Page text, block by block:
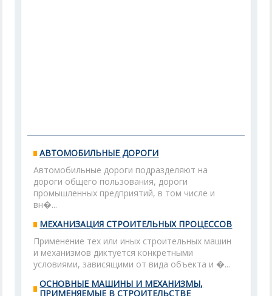
АВТОМОБИЛЬНЫЕ ДОРОГИ
Автомобильные дороги подразделяют на
дороги общего пользования, дороги
промышленных предприятий, в том числе и
вн�...
МЕХАНИЗАЦИЯ СТРОИТЕЛЬНЫХ ПРОЦЕССОВ
Применение тех или иных строительных машин
и механизмов диктуется конкретными
условиями, зависящими от вида объекта и �...
ОСНОВНЫЕ МАШИНЫ И МЕХАНИЗМЫ,
ПРИМЕНЯЕМЫЕ В СТРОИТЕЛЬСТВЕ